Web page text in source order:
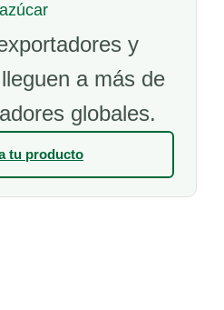
y
a más de
globales.
tu producto